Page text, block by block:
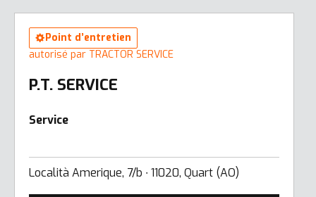
Point d’entretien
autorisé par TRACTOR SERVICE
P.T. SERVICE
Service
Località Amerique, 7/b ∙ 11020, Quart (AO)